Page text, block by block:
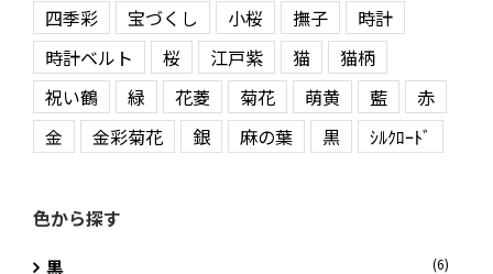
四季彩
宝づくし 小桜 撫子
時計
時計ベルト
桜 江戸紫 猫
猫柄
祝い鶴
緑 花菱 菊花 萌黄 藍
赤
金
金彩菊花 銀 麻の葉 黒 ｼﾙｸﾛｰﾄﾞ
色から探す
黒
(6)